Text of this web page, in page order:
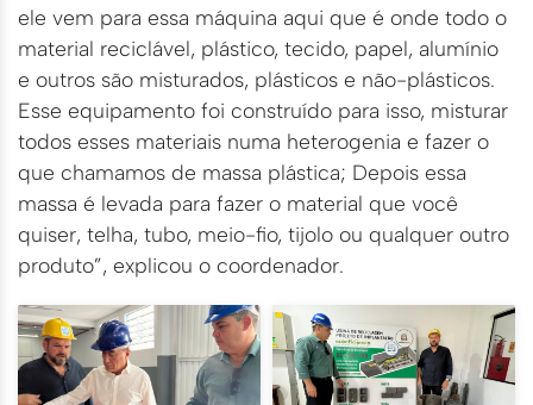
ele vem para essa máquina aqui que é onde todo o
material reciclável, plástico, tecido, papel, alumínio
e outros são misturados, plásticos e não-plásticos.
Esse equipamento foi construído para isso, misturar
todos esses materiais numa heterogenia e fazer o
que chamamos de massa plástica; Depois essa
massa é levada para fazer o material que você
quiser, telha, tubo, meio-fio, tijolo ou qualquer outro
produto”, explicou o coordenador.